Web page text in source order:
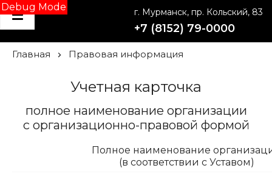
Debug Mode г. Мурманск, пр. Кольский, 83
+7 (8152) 79-0000
Главная Правовая информация
Учетная карточка
полное наименование организации
с организационно-правовой формой
Полное наименование
(в соответствии с Уставом)